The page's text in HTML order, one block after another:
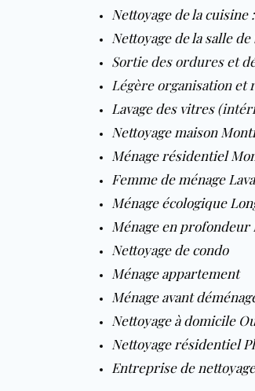
Nettoyage de la cuisine:
Nettoyage de la salle de
Sortie des ordures et
Légère organisation et
Lavage des vitres
Nettoyage maison
Ménage résidentiel
Femme de ménage
Ménage écologique
Ménage en profondeur
Nettoyage de condo
Ménage appartement
Ménage avant
Nettoyage à domicile
Nettoyage résidentiel
Entreprise de